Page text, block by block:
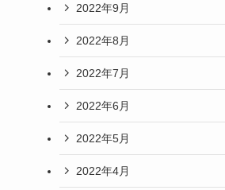
2022年9月
2022年8月
2022年7月
2022年6月
2022年5月
2022年4月